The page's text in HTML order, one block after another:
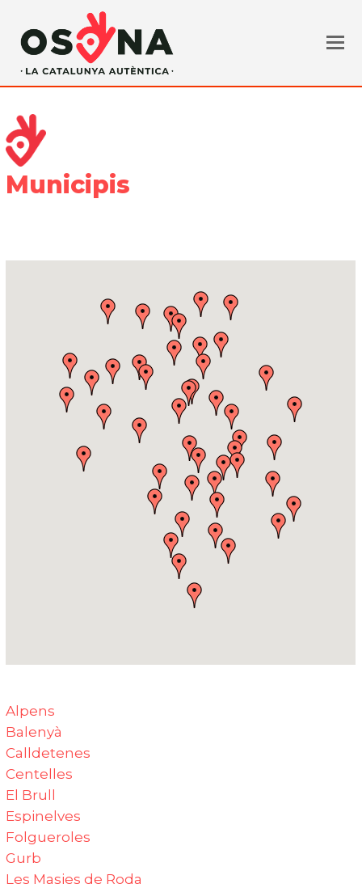
Municipis
Alpens‎
Balenyà
Calldetenes‎
Centelles‎
El Brull‎
Espinelves‎
Folgueroles‎
Gurb
Les Masies de Roda‎